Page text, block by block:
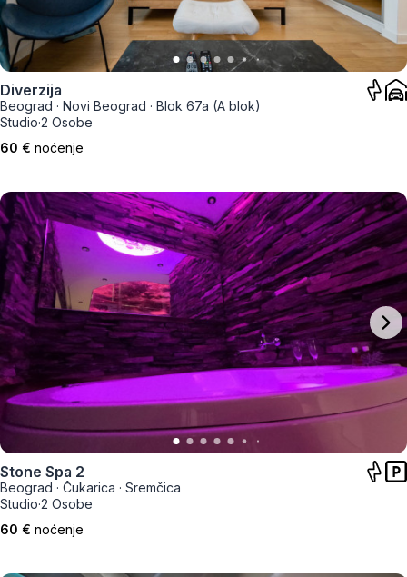
Diverzija
Beograd · Novi Beograd · Blok 67a (A blok)
Studio·2 Osobe
60 € noćenje
Stone Spa 2
Beograd · Čukarica · Sremčica
Studio·2 Osobe
60 € noćenje